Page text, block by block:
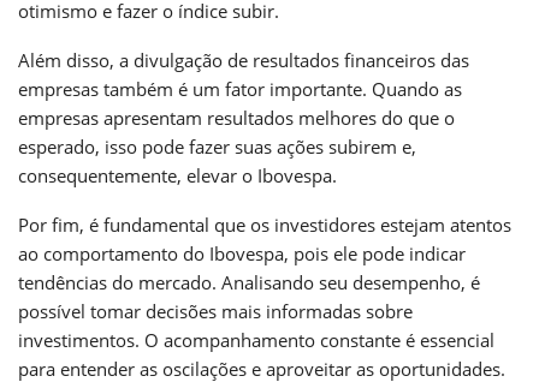
otimismo e fazer o índice subir.
Além disso, a divulgação de resultados financeiros das
empresas também é um fator importante. Quando as
empresas apresentam resultados melhores do que o
esperado, isso pode fazer suas ações subirem e,
consequentemente, elevar o Ibovespa.
Por fim, é fundamental que os investidores estejam atentos
ao comportamento do Ibovespa, pois ele pode indicar
tendências do mercado. Analisando seu desempenho, é
possível tomar decisões mais informadas sobre
investimentos. O acompanhamento constante é essencial
para entender as oscilações e aproveitar as oportunidades.